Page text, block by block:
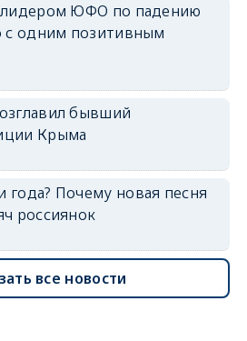
лидером ЮФО по падению
с одним позитивным
бывший
Крыма
Почему новая песня
россиянок
все новости